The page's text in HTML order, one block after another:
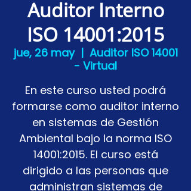
Auditor Interno
ISO 14001:2015
jue, 26 may
  |
Auditor ISO 14001
- Virtual
En este curso usted podrá
formarse como auditor interno
en sistemas de Gestión
Ambiental bajo la norma ISO
14001:2015. El curso está
dirigido a las personas que
administran sistemas de